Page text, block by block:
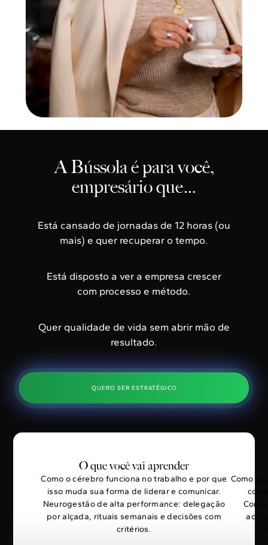
A Bússola é para você,
empresário que…
Está cansado de jornadas de 12 horas (ou
mais) e quer recuperar o tempo.
Está disposto a ver a empresa crescer
com processo e método.
Quer qualidade de vida sem abrir mão de
resultado.
QUERO SER ESTRATÉGICO
O que você vai aprender
Como o cérebro funciona no trabalho e por que
isso muda sua forma de liderar e comunicar.
Como
Neurogestão de alta performance: delegação
por alçada, rituais semanais e decisões com
critérios.